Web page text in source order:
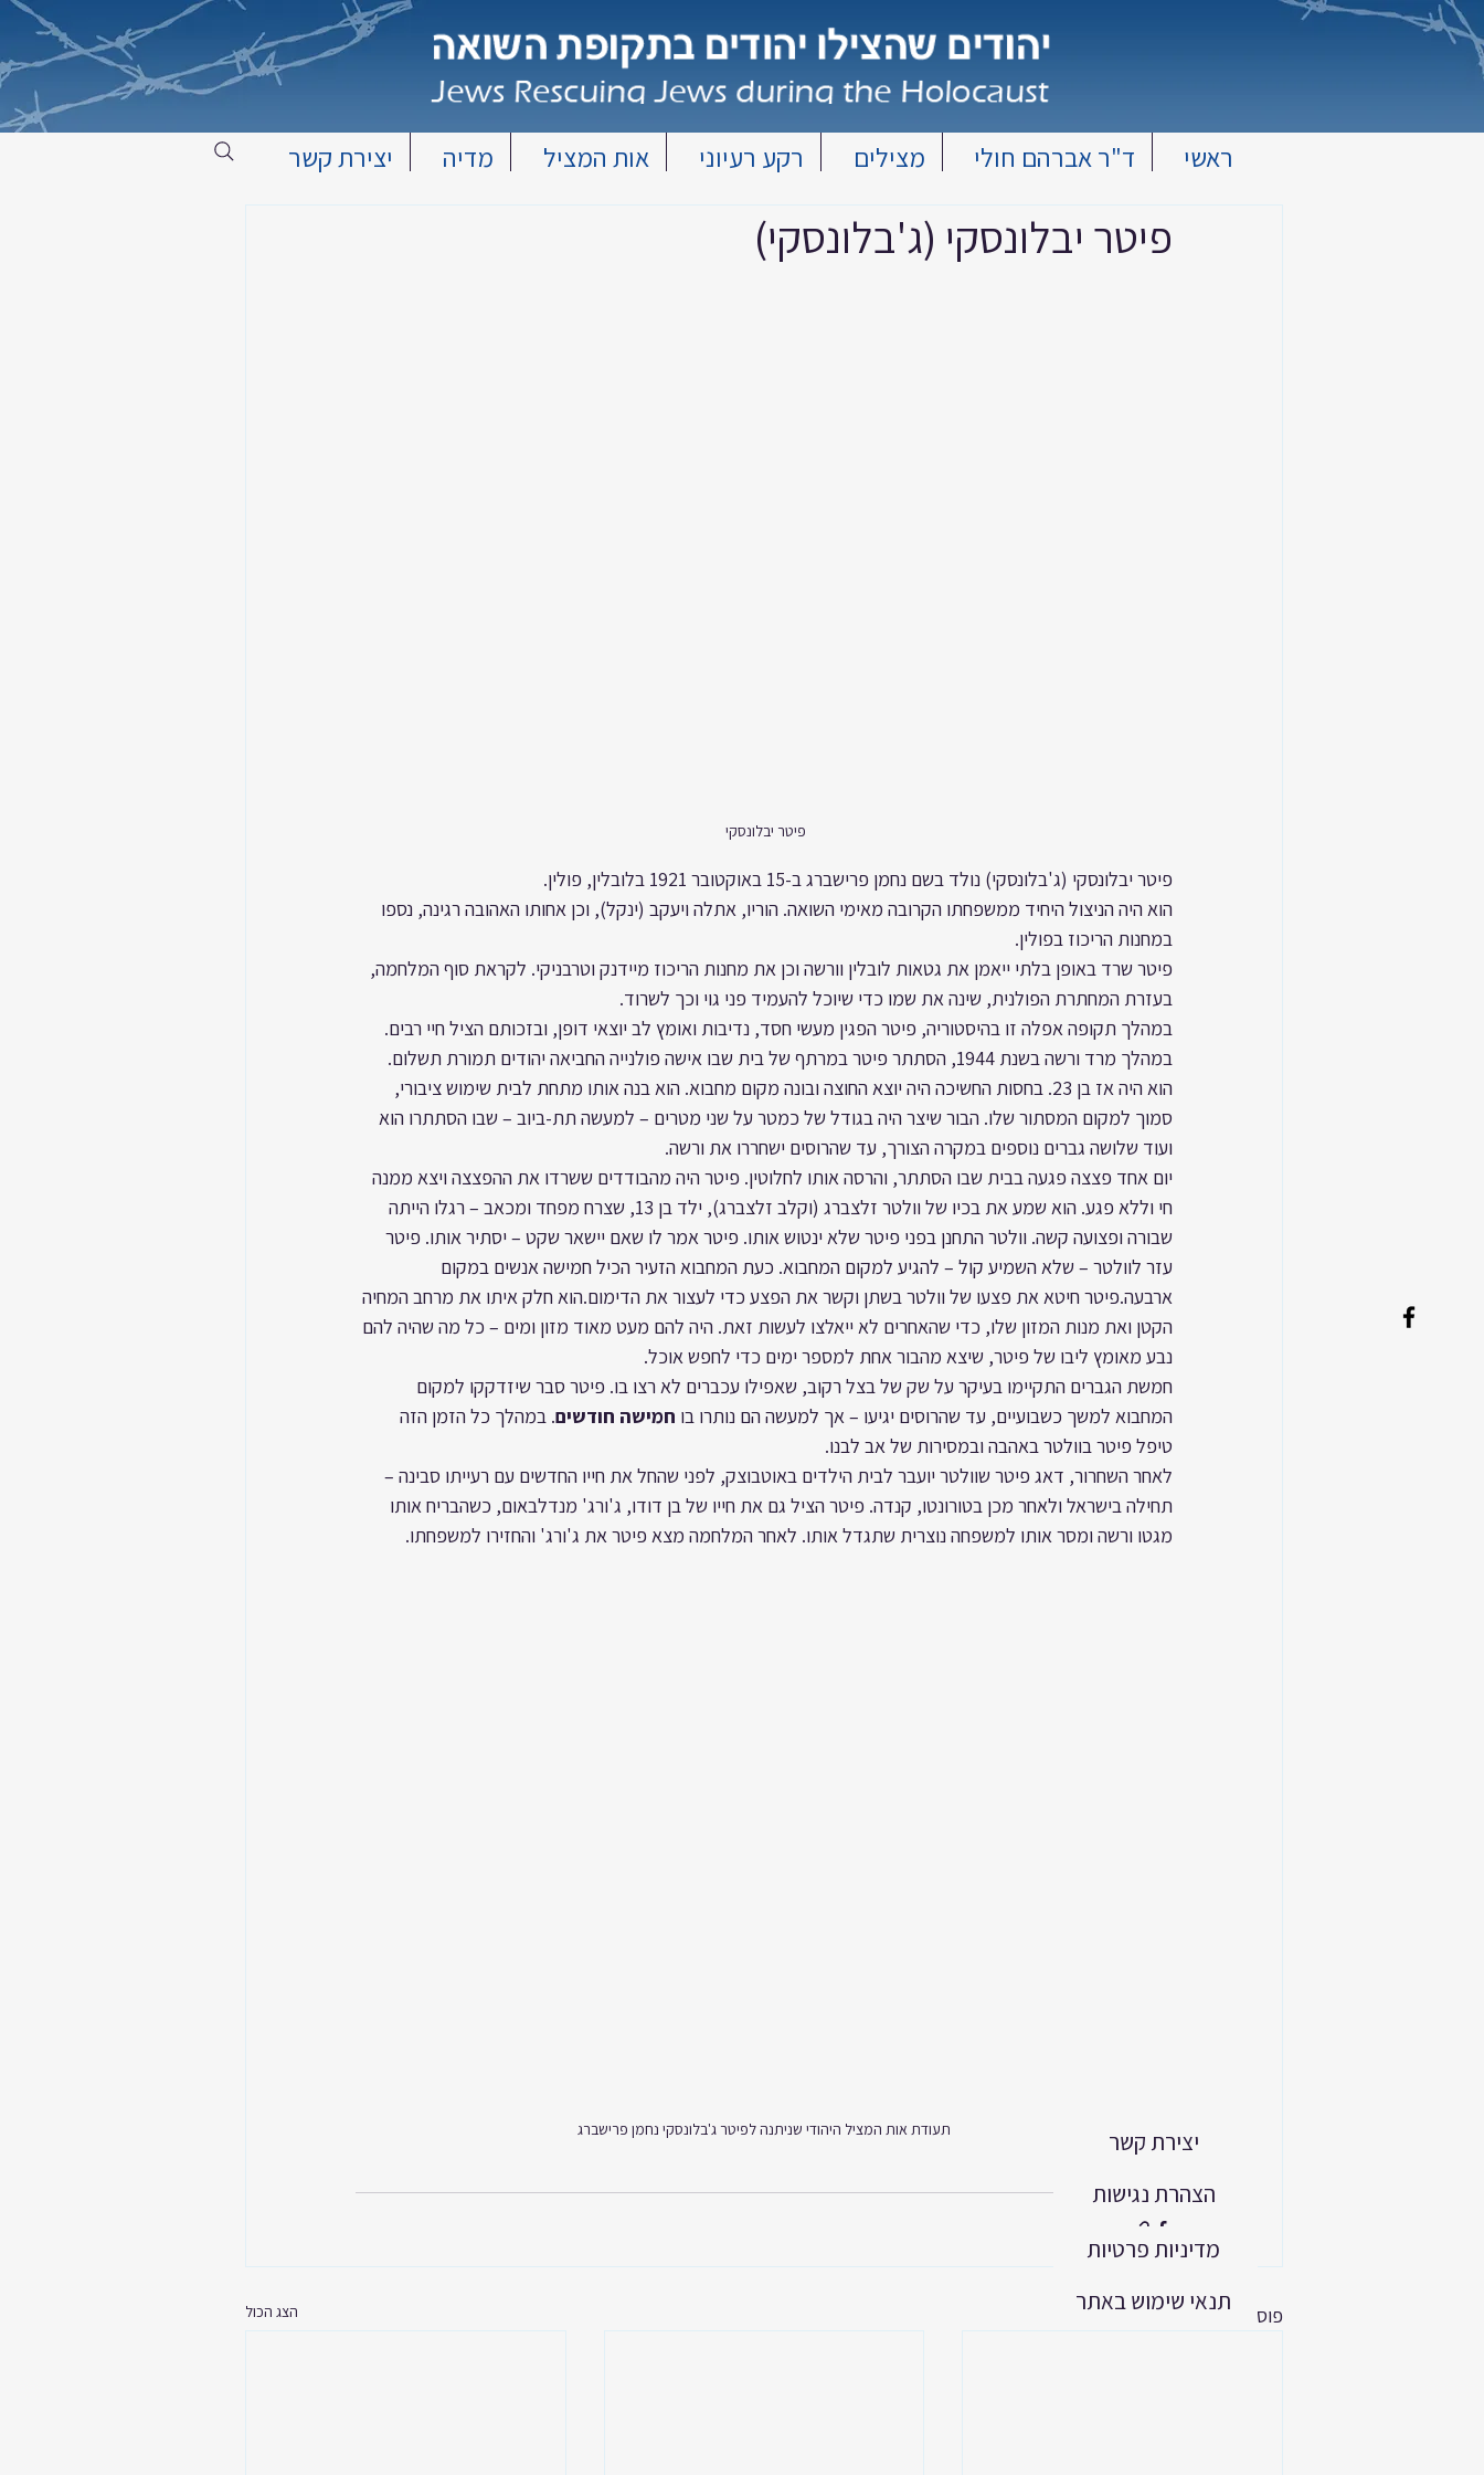
יצירת קשר מדיה אות המציל רקע רעיוני מצילים ד"ר אברהם חולי ראשי
פיטר יבלונסקי (ג'בלונסקי)
פיטר יבלונסקי
פיטר יבלונסקי (ג'בלונסקי) נולד בשם נחמן פרישברג ב-15 באוקטובר 1921 בלובלין, פולין.
הוא היה הניצול היחיד ממשפחתו הקרובה מאימי השואה. הוריו, אתלה ויעקב (ינקל), וכן אחותו האהובה רגינה, נספו
במחנות הריכוז בפולין.
פיטר שרד באופן בלתי ייאמן את גטאות לובלין וורשה וכן את מחנות הריכוז מיידנק וטרבניקי. לקראת סוף המלחמה,
בעזרת המחתרת הפולנית, שינה את שמו כדי שיוכל להעמיד פני גוי וכך לשרוד.
במהלך תקופה אפלה זו בהיסטוריה, פיטר הפגין מעשי חסד, נדיבות ואומץ לב יוצאי דופן, ובזכותם הציל חיי רבים.
במהלך מרד ורשה בשנת 1944, הסתתר פיטר במרתף של בית שבו אישה פולנייה החביאה יהודים תמורת תשלום.
הוא היה אז בן 23. בחסות החשיכה היה יוצא החוצה ובונה מקום מחבוא. הוא בנה אותו מתחת לבית שימוש ציבורי,
סמוך למקום המסתור שלו. הבור שיצר היה בגודל של כמטר על שני מטרים – למעשה תת-ביוב – שבו הסתתרו הוא
ועוד שלושה גברים נוספים במקרה הצורך, עד שהרוסים ישחררו את ורשה.
יום אחד פצצה פגעה בבית שבו הסתתר, והרסה אותו לחלוטין. פיטר היה מהבודדים ששרדו את ההפצצה ויצא ממנה
חי וללא פגע. הוא שמע את בכיו של וולטר זלצברג (וקלב זלצברג), ילד בן 13, שצרח מפחד ומכאב – רגלו הייתה
שבורה ופצועה קשה. וולטר התחנן בפני פיטר שלא ינטוש אותו. פיטר אמר לו שאם יישאר שקט – יסתיר אותו. פיטר
עזר לוולטר – שלא השמיע קול – להגיע למקום המחבוא. כעת המחבוא הזעיר הכיל חמישה אנשים במקום
ארבעה.פיטר חיטא את פצעו של וולטר בשתן וקשר את הפצע כדי לעצור את הדימום.הוא חלק איתו את מרחב המחיה
הקטן ואת מנות המזון שלו, כדי שהאחרים לא ייאלצו לעשות זאת. היה להם מעט מאוד מזון ומים – כל מה שהיה להם
נבע מאומץ ליבו של פיטר, שיצא מהבור אחת למספר ימים כדי לחפש אוכל.
חמשת הגברים התקיימו בעיקר על שק של בצל רקוב, שאפילו עכברים לא רצו בו. פיטר סבר שיזדקקו למקום
המחבוא למשך כשבועיים, עד שהרוסים יגיעו – אך למעשה הם נותרו בו חמישה חודשים. במהלך כל הזמן הזה
טיפל פיטר בוולטר באהבה ובמסירות של אב לבנו.
לאחר השחרור, דאג פיטר שוולטר יועבר לבית הילדים באוטבוצק, לפני שהחל את חייו החדשים עם רעייתו סבינה –
תחילה בישראל ולאחר מכן בטורונטו, קנדה. פיטר הציל גם את חייו של בן דודו, ג'ורג' מנדלבאום, כשהבריח אותו
מגטו ורשה ומסר אותו למשפחה נוצרית שתגדל אותו. לאחר המלחמה מצא פיטר את ג'ורג' והחזירו למשפחתו.
תעודת אות המציל היהודי שניתנה לפיטר ג'בלונסקי נחמן פרישברג
פוסטים אחרונים הצג הכול
יצירת קשר
הצהרת נגישות
מדיניות פרטיות
תנאי שימוש באתר